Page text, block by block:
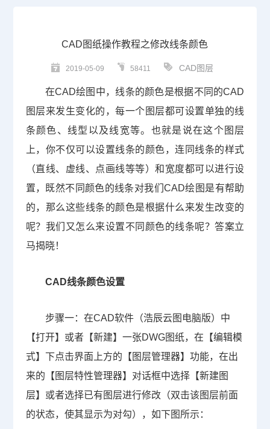
CAD图纸操作教程之修改线条颜色
2019-05-09 58411 CAD图层
在CAD绘图 中，线条的颜色是根据不同的CAD
图层来发生变化的，每一个图层都可设置单独的线
条颜色、线型以及线宽等。也就是说在这个图层
上，你不仅可以设置线条的颜色，连同线条的样式
（直线、虚线、点画线等等）和宽度都可以进行设
置，既然不同颜色的线条对我们CAD绘图是有帮助
的，那么这些线条的颜色是根据什么来发生改变的
呢？我们又怎么来设置不同颜色的线条呢？答案立
马揭晓！
CAD线条颜色设置
步骤一：在CAD软件（浩辰云图电脑版）中
【打开】或者【新建】一张DWG图纸，在【编辑模
式】下点击界面上方的【图层管理器】功能，在出
来的【图层特性管理器】对话框中选择【新建图
层】或者选择已有图层进行修改（双击该图层前面
的状态，使其显示为对勾），如下图所示：